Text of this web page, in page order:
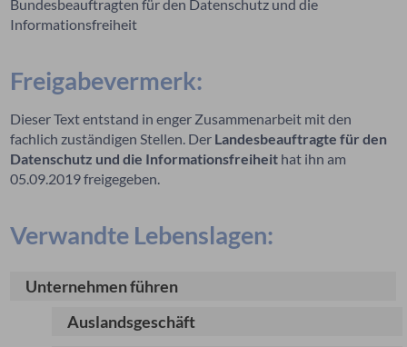
Bundesbeauftragten für den Datenschutz und die
Informationsfreiheit
Freigabevermerk:
Dieser Text entstand in enger Zusammenarbeit mit den
fachlich zuständigen Stellen. Der Landesbeauftragte für den
Datenschutz und die Informationsfreiheit hat ihn am
05.09.2019 freigegeben.
Verwandte Lebenslagen:
Unternehmen führen
Auslandsgeschäft